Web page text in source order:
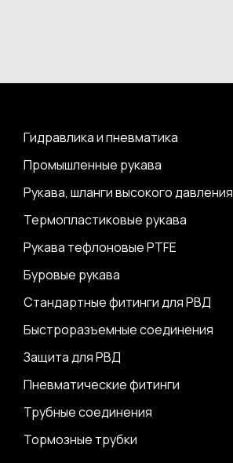
Гидравлика и пневматика
Промышленные рукава
Рукава, шланги высокого давления
Термопластиковые рукава
Рукава тефлоновые PTFE
Буровые рукава
Стандартные фитинги для РВД
Быстроразъемные соединения
Защита для РВД
Пневматические фитинги
Трубные соединения
Тормозные трубки